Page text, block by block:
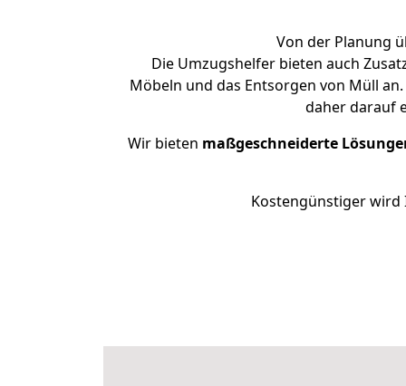
Von der Planung
Die Umzugshelfer bieten auch
Möbeln und das Entsorgen von Müll
daher darauf
Wir bieten maßgeschneiderte
Kostengünstiger wird